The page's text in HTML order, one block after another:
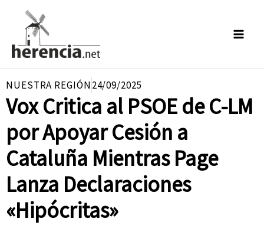
contenido
NUESTRA REGIÓN24/09/2025
Vox Critica al PSOE de C-LM
por Apoyar Cesión a
Cataluña Mientras Page
Lanza Declaraciones
«Hipócritas»